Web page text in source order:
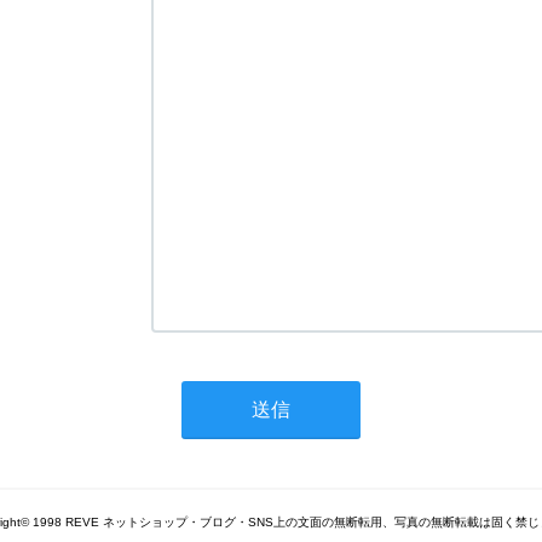
1998 REVE ネットショップ・ブログ・SNS上の文面の無断転用、写真の無断転載は固く禁じ